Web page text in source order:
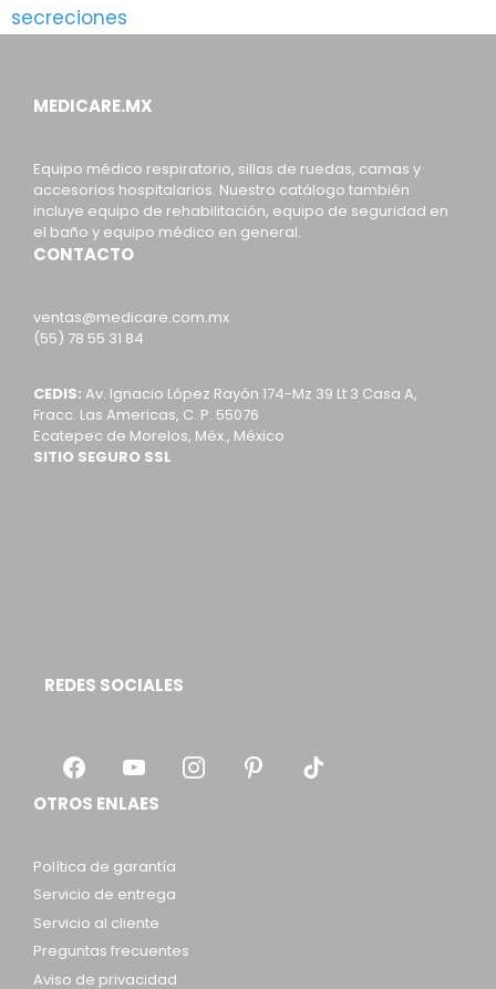
secreciones
MEDICARE.MX
Equipo médico respiratorio, sillas de ruedas, camas y
accesorios hospitalarios. Nuestro catálogo también
incluye equipo de rehabilitación, equipo de seguridad en
el baño y equipo médico en general.
CONTACTO
ventas@medicare.com.mx
(55) 78 55 31 84
CEDIS: Av. Ignacio López Rayón 174-Mz 39 Lt 3 Casa A,
Fracc. Las Americas, C. P. 55076
Ecatepec de Morelos, Méx., México
SITIO SEGURO SSL
REDES SOCIALES
OTROS ENLAES
Política de garantía
Servicio de entrega
Servicio al cliente
Preguntas frecuentes
Aviso de privacidad